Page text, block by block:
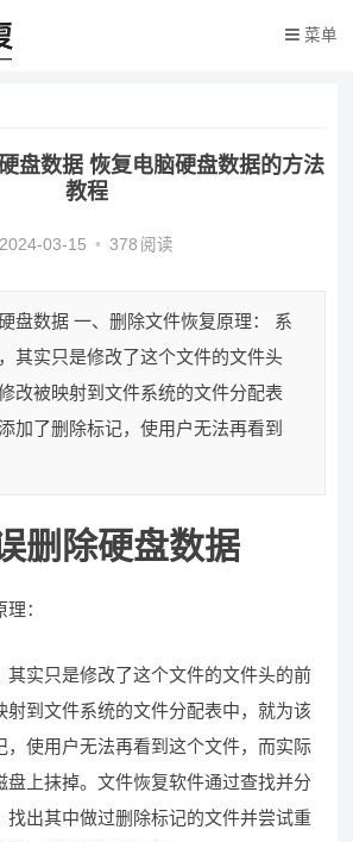
菜单
盘数据 恢复电脑硬盘数据的方法
教程
2024-03-15 • 378 阅读
盘数据 一、删除文件恢复原理： 系
其实只是修改了这个文件的文件头
改被映射到文件系统的文件分配表
加了删除标记，使用户无法再看到
删除硬盘数据
：
其实只是修改了这个文件的文件头的前
射到文件系统的文件分配表中，就为该
，使用户无法再看到这个文件，而实际
盘上抹掉。文件恢复软件通过查找并分
找出其中做过删除标记的文件并尝试重